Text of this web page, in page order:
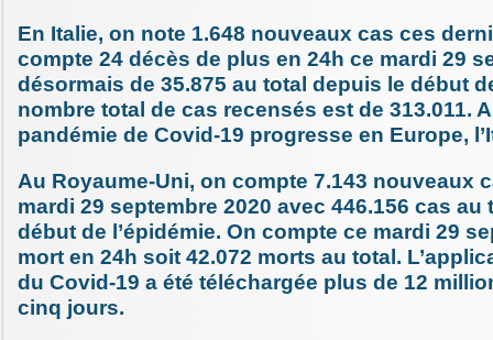
En Italie, on note 1.648 nouveaux cas ces
compte 24 décès de plus en 24h ce mardi 29
désormais de 35.875 au total depuis le début
nombre total de cas recensés est de 313.011.
pandémie de Covid-19 progresse en Europe,
Au Royaume-Uni, on compte 7.143 nouveaux
mardi 29 septembre 2020 avec 446.156 cas au
début de l’épidémie. On compte ce mardi 29
mort en 24h soit 42.072 morts au total.
du Covid-19 a été téléchargée plus de 12
cinq jours.